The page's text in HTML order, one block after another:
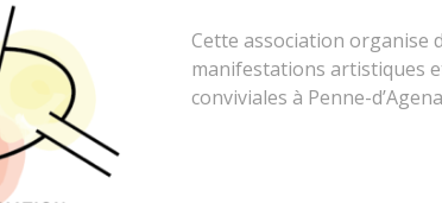
Cette association organise
manifestations artistiques
conviviales à Penne-